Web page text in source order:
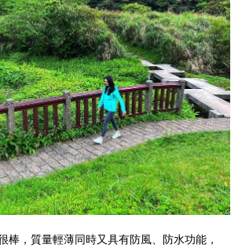
，質量輕薄同時又具有防風、防水功能，